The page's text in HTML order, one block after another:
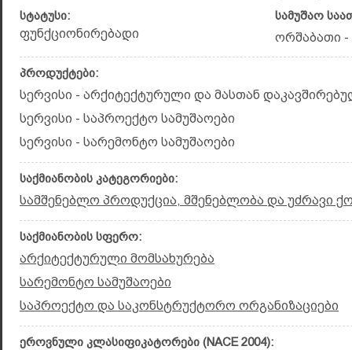
სტატუსი:
ფუნქციონირებადი
სამუშაო
ორშაბათი -
პროდუქტები:
სერვისი - არქიტექტურული და მასთან
სერვისი - საპროექტო სამუშაოები
სერვისი - სარემონტო სამუშაოები
საქმიანობის კატეგორიები:
სამშენებლო პროდუქცია, მშენებლობა და უძრავი
საქმიანობის სფერო:
არქიტექტურული მომსახურება
სარემონტო სამუშაოები
საპროექტო და საკონსტრუქტორო ორგანიზაციები
ეროვნული კლასიფიკატორები (NACE 2004):